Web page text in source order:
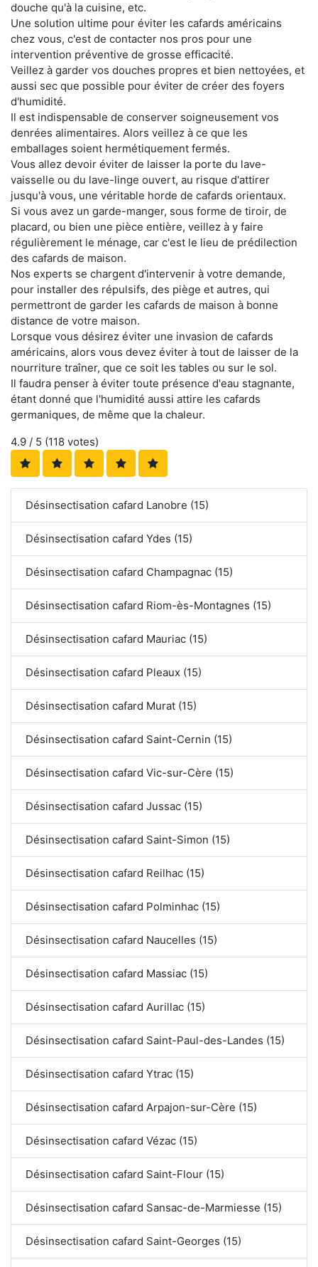
douche qu'à la cuisine, etc.
Une solution ultime pour éviter les cafards américains
chez vous, c'est de contacter nos pros pour une
intervention préventive de grosse efficacité.
Veillez à garder vos douches propres et bien nettoyées, et
aussi sec que possible pour éviter de créer des foyers
d'humidité.
Il est indispensable de conserver soigneusement vos
denrées alimentaires. Alors veillez à ce que les
emballages soient hermétiquement fermés.
Vous allez devoir éviter de laisser la porte du lave-
vaisselle ou du lave-linge ouvert, au risque d'attirer
jusqu'à vous, une véritable horde de cafards orientaux.
Si vous avez un garde-manger, sous forme de tiroir, de
placard, ou bien une pièce entière, veillez à y faire
régulièrement le ménage, car c'est le lieu de prédilection
des cafards de maison.
Nos experts se chargent d'intervenir à votre demande,
pour installer des répulsifs, des piège et autres, qui
permettront de garder les cafards de maison à bonne
distance de votre maison.
Lorsque vous désirez éviter une invasion de cafards
américains, alors vous devez éviter à tout de laisser de la
nourriture traîner, que ce soit les tables ou sur le sol.
Il faudra penser à éviter toute présence d'eau stagnante,
étant donné que l'humidité aussi attire les cafards
germaniques, de même que la chaleur.
4.9 / 5 (118 votes)
Désinsectisation cafard Lanobre (15)
Désinsectisation cafard Ydes (15)
Désinsectisation cafard Champagnac (15)
Désinsectisation cafard Riom-ès-Montagnes (15)
Désinsectisation cafard Mauriac (15)
Désinsectisation cafard Pleaux (15)
Désinsectisation cafard Murat (15)
Désinsectisation cafard Saint-Cernin (15)
Désinsectisation cafard Vic-sur-Cère (15)
Désinsectisation cafard Jussac (15)
Désinsectisation cafard Saint-Simon (15)
Désinsectisation cafard Reilhac (15)
Désinsectisation cafard Polminhac (15)
Désinsectisation cafard Naucelles (15)
Désinsectisation cafard Massiac (15)
Désinsectisation cafard Aurillac (15)
Désinsectisation cafard Saint-Paul-des-Landes (15)
Désinsectisation cafard Ytrac (15)
Désinsectisation cafard Arpajon-sur-Cère (15)
Désinsectisation cafard Vézac (15)
Désinsectisation cafard Saint-Flour (15)
Désinsectisation cafard Sansac-de-Marmiesse (15)
Désinsectisation cafard Saint-Georges (15)